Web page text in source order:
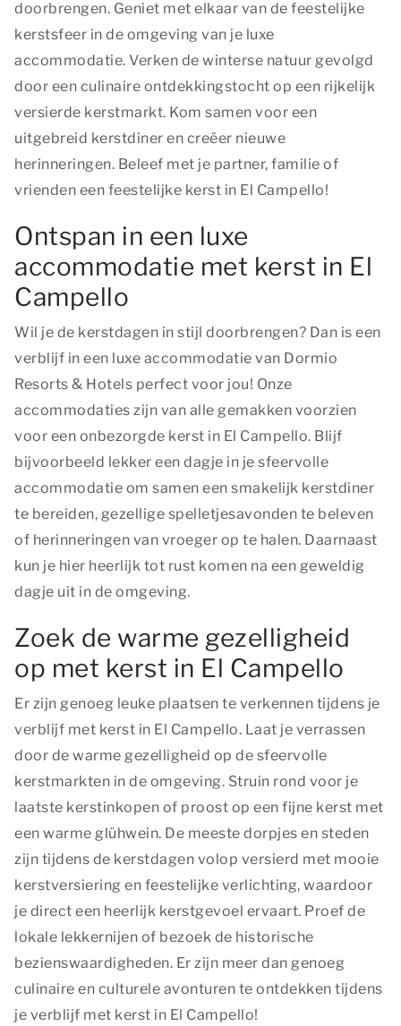
doorbrengen. Geniet met elkaar van de feestelijke
kerstsfeer in de omgeving van je luxe
accommodatie. Verken de winterse natuur gevolgd
door een culinaire ontdekkingstocht op een rijkelijk
versierde kerstmarkt. Kom samen voor een
uitgebreid kerstdiner en creëer nieuwe
herinneringen. Beleef met je partner, familie of
vrienden een feestelijke kerst in El Campello!
Ontspan in een luxe
accommodatie met kerst in El
Campello
Wil je de kerstdagen in stijl doorbrengen? Dan is een
verblijf in een luxe accommodatie van Dormio
Resorts & Hotels perfect voor jou! Onze
accommodaties zijn van alle gemakken voorzien
voor een onbezorgde kerst in El Campello. Blijf
bijvoorbeeld lekker een dagje in je sfeervolle
accommodatie om samen een smakelijk kerstdiner
te bereiden, gezellige spelletjesavonden te beleven
of herinneringen van vroeger op te halen. Daarnaast
kun je hier heerlijk tot rust komen na een geweldig
dagje uit in de omgeving.
Zoek de warme gezelligheid
op met kerst in El Campello
Er zijn genoeg leuke plaatsen te verkennen tijdens je
verblijf met kerst in El Campello. Laat je verrassen
door de warme gezelligheid op de sfeervolle
kerstmarkten in de omgeving. Struin rond voor je
laatste kerstinkopen of proost op een fijne kerst met
een warme glühwein. De meeste dorpjes en steden
zijn tijdens de kerstdagen volop versierd met mooie
kerstversiering en feestelijke verlichting, waardoor
je direct een heerlijk kerstgevoel ervaart. Proef de
lokale lekkernijen of bezoek de historische
bezienswaardigheden. Er zijn meer dan genoeg
culinaire en culturele avonturen te ontdekken tijdens
je verblijf met kerst in El Campello!